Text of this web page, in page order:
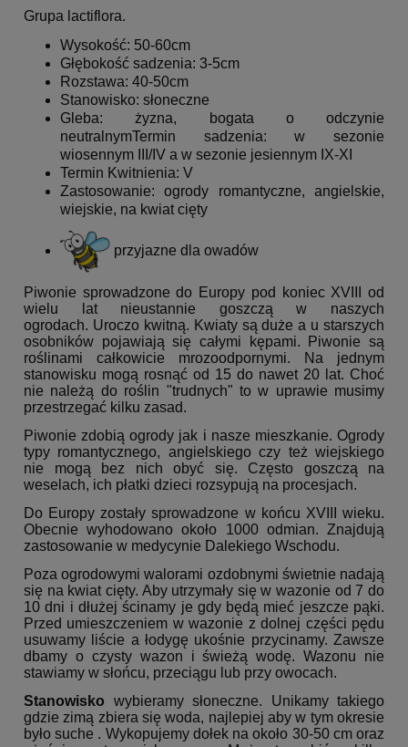
Grupa lactiflora.
Wysokość: 50-60cm
Głębokość sadzenia: 3-5cm
Rozstawa: 40-50cm
Stanowisko: słoneczne
Gleba: żyzna, bogata o odczynie
neutralnymTermin sadzenia: w sezonie
wiosennym III/IV a w sezonie jesiennym IX-XI
Termin Kwitnienia: V
Zastosowanie: ogrody romantyczne, angielskie,
wiejskie, na kwiat cięty
przyjazne dla owadów
Piwonie sprowadzone do Europy pod koniec XVIII od
wielu lat nieustannie goszczą w naszych
ogrodach. Uroczo kwitną. Kwiaty są duże a u starszych
osobników pojawiają się całymi kępami. Piwonie są
roślinami całkowicie mrozoodpornymi. Na jednym
stanowisku mogą rosnąć od 15 do nawet 20 lat. Choć
nie należą do roślin "trudnych" to w uprawie musimy
przestrzegać kilku zasad.
Piwonie zdobią ogrody jak i nasze mieszkanie. Ogrody
typy romantycznego, angielskiego czy też wiejskiego
nie mogą bez nich obyć się. Często goszczą na
weselach, ich płatki dzieci rozsypują na procesjach.
Do Europy zostały sprowadzone w końcu XVIII wieku.
Obecnie wyhodowano około 1000 odmian. Znajdują
zastosowanie w medycynie Dalekiego Wschodu.
Poza ogrodowymi walorami ozdobnymi świetnie nadają
się na kwiat cięty. Aby utrzymały się w wazonie od 7 do
10 dni i dłużej ścinamy je gdy będą mieć jeszcze pąki.
Przed umieszczeniem w wazonie z dolnej części pędu
usuwamy liście a łodygę ukośnie przycinamy. Zawsze
dbamy o czysty wazon i świeżą wodę. Wazonu nie
stawiamy w słońcu, przeciągu lub przy owocach.
Stanowisko wybieramy słoneczne. Unikamy takiego
gdzie zimą zbiera się woda, najlepiej aby w tym okresie
było suche . Wykopujemy dołek na około 30-50 cm oraz